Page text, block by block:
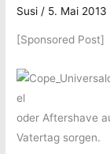
Susi / 5. Mai 2013
[Sponsored Post]
oder Aftershave
Vatertag sorgen.